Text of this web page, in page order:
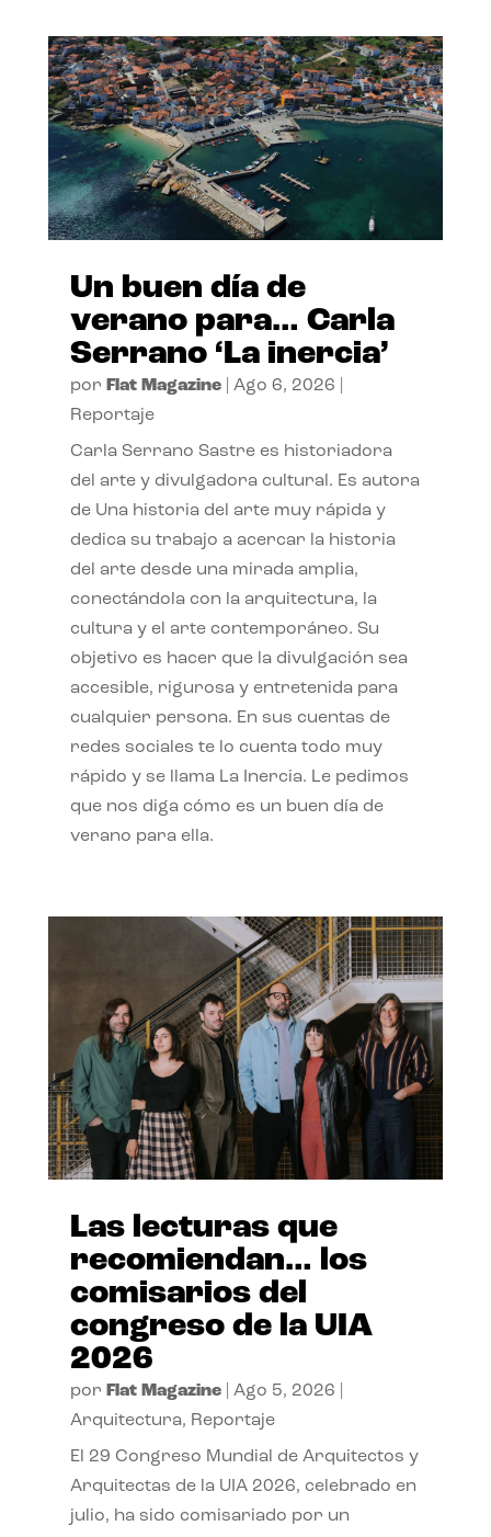
Un buen día de
verano para… Carla
Serrano ‘La inercia’
por Flat Magazine| Ago 6, 2026
Reportaje
Carla Serrano Sastre es historiadora
del arte y divulgadora cultural. Es autora
de Una historia del arte muy rápida y
dedica su trabajo a acercar la historia
del arte desde una mirada amplia,
conectándola con la arquitectura, la
cultura y el arte contemporáneo. Su
objetivo es hacer que la divulgación sea
accesible, rigurosa y entretenida para
cualquier persona. En sus cuentas de
redes sociales te lo cuenta todo muy
rápido y se llama La Inercia. Le pedimos
que nos diga cómo es un buen día de
verano para ella.
Las lecturas que
recomiendan… los
comisarios del
congreso de la UIA
2026
por Flat Magazine| Ago 5, 2026
Arquitectura, Reportaje
El 29 Congreso Mundial de Arquitectos y
Arquitectas de la UIA 2026, celebrado en
julio, ha sido comisariado por un